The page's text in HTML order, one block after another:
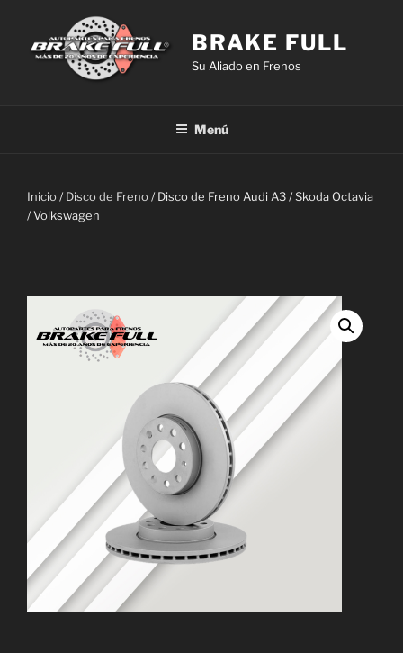
contenido
BRAKE FULL
Su Aliado en Frenos
Menú
Inicio/Disco de Freno/ Disco de Freno Audi A3 / Skoda Octavia
/ Volkswagen